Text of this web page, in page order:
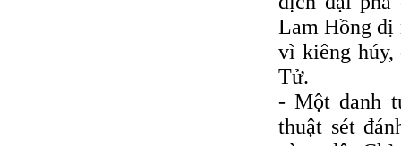
Lam Hồng dị
vì kiêng húy,
Tử.
- Một danh
thuật sét